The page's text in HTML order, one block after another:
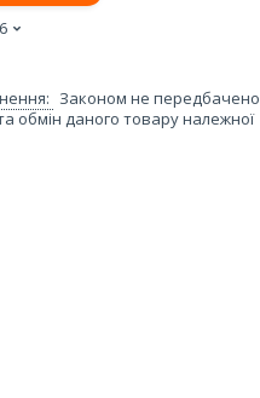
Законом не передбачено
обмін даного товару належної